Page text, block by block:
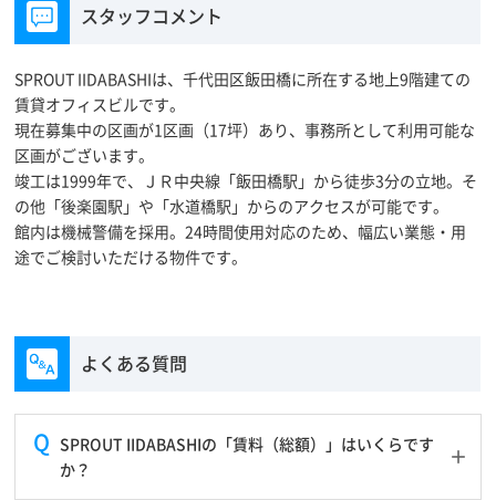
スタッフコメント
SPROUT IIDABASHIは、千代田区飯田橋に所在する地上9階建ての
賃貸オフィスビルです。
現在募集中の区画が1区画（17坪）あり、事務所として利用可能な
区画がございます。
竣工は1999年で、ＪＲ中央線「飯田橋駅」から徒歩3分の立地。そ
の他「後楽園駅」や「水道橋駅」からのアクセスが可能です。
館内は機械警備を採用。24時間使用対応のため、幅広い業態・用
途でご検討いただける物件です。
よくある質問
SPROUT IIDABASHIの「賃料（総額）」はいくらです
か？